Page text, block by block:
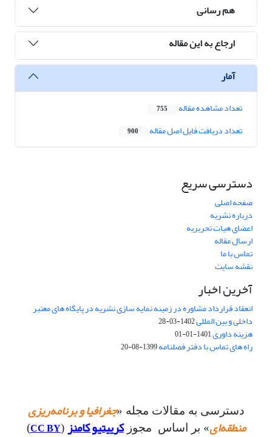
هم رسانی
ارجاع به این مقاله
آمار
تعداد مشاهده مقاله 755
تعداد دریافت فایل اصل مقاله 900
دسترسی سریع
صفحه اصلی
درباره نشریه
اعضای هیات تحریریه
ارسال مقاله
تماس با ما
نقشه سایت
آخرین اخبار
انعقاد قرارداد مشاوره در زمینه نمایه سازی نشریه در پایگاه های معتبر
داخلی و بین المللی1402-03-28
هزینه داوری1401-01-01
راه های تماس با دفتر فصلنامه1399-08-20
دسترسی به مقالات مجله «جغرافیا و برنامه‌ریزی
منطقه‌ای» بر اساس مجوزکرییتیو کامنز (
CC BY
)